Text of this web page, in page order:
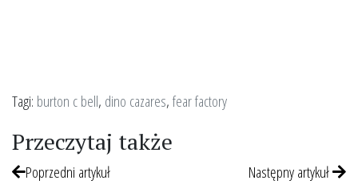
Tagi: burton c bell, dino cazares,fear factory
Przeczytaj także
Poprzedni artykuł Następny artykuł